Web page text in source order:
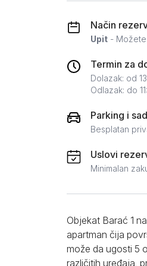
Način
Upit -
Termin za
Dolazak: od
Odlazak: do
Parking i
Besplatan
Uslovi
Minimalan
Objekat Barać 1
apartman čija
može da ugosti 5
različitih uređaja,